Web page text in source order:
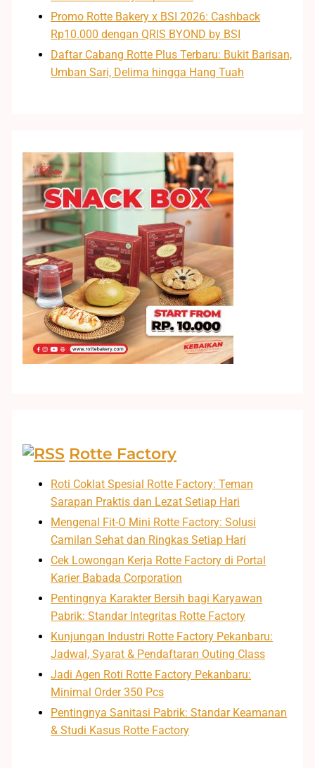
Promo Rotte Bakery x BSI 2026: Cashback
Rp10.000 dengan QRIS BYOND by BSI
Daftar Cabang Rotte Plus Terbaru: Bukit Barisan,
Umban Sari, Delima hingga Hang Tuah
Rotte Factory
Roti Coklat Spesial Rotte Factory: Teman
Sarapan Praktis dan Lezat Setiap Hari
Mengenal Fit-O Mini Rotte Factory: Solusi
Camilan Sehat dan Ringkas Setiap Hari
Cek Lowongan Kerja Rotte Factory di Portal
Karier Babada Corporation
Pentingnya Karakter Bersih bagi Karyawan
Pabrik: Standar Integritas Rotte Factory
Kunjungan Industri Rotte Factory Pekanbaru:
Jadwal, Syarat & Pendaftaran Outing Class
Jadi Agen Roti Rotte Factory Pekanbaru:
Minimal Order 350 Pcs
Pentingnya Sanitasi Pabrik: Standar Keamanan
& Studi Kasus Rotte Factory